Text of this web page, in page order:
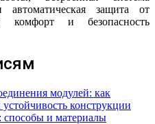
автоматическая защита от
комфорт и безопасность
модулей: как
конструкции
и материалы